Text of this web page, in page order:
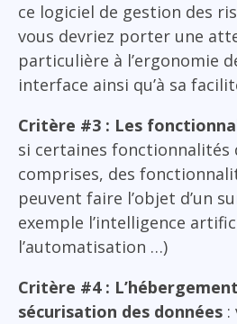
ce logiciel de gestion des
vous devriez porter une
particulière à l’ergonomie
interface ainsi qu’à sa
Critère #3 : Les
si certaines fonctionnalités
comprises, des
peuvent faire l’objet d’un
exemple l’intelligence
l’automatisation …)
Critère #4 :
sécurisation des données :